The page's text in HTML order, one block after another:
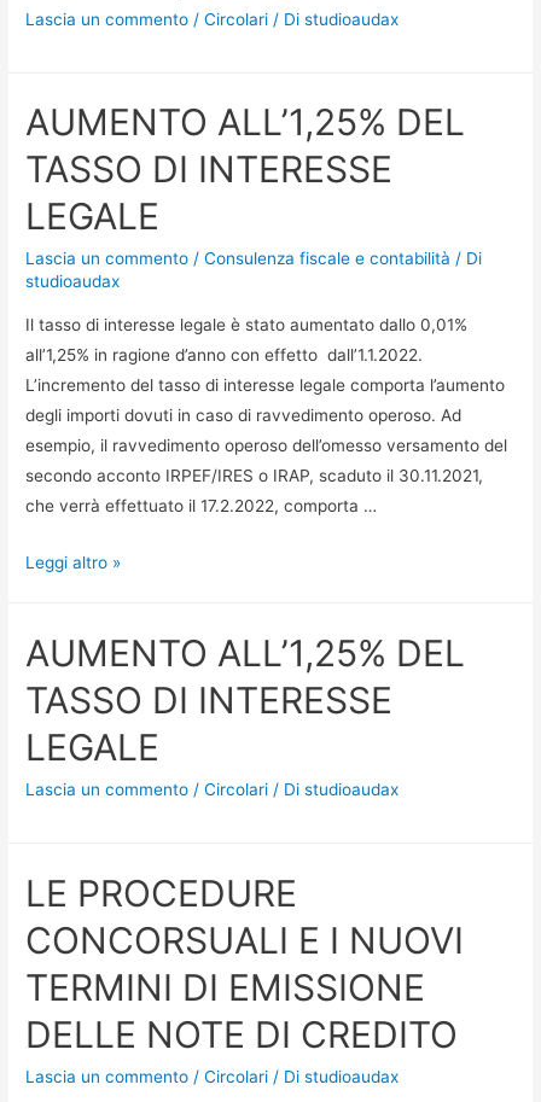
Lascia un commento /Circolari / Distudioaudax
AUMENTO ALL’1,25% DEL
TASSO DI INTERESSE
LEGALE
Lascia un commento /Consulenza fiscale e contabilità / Di
studioaudax
Il tasso di interesse legale è stato aumentato dallo 0,01%
all’1,25% in ragione d’anno con effetto dall’1.1.2022.
L’incremento del tasso di interesse legale comporta l’aumento
degli importi dovuti in caso di ravve­­­dimento operoso. Ad
esempio, il ravvedimento operoso dell’omesso versamento del
secondo acconto IRPEF/IRES o IRAP, scaduto il 30.11.2021,
che verrà effettuato il 17.2.2022, comporta …
Leggi altro »
AUMENTO ALL’1,25% DEL
TASSO DI INTERESSE
LEGALE
Lascia un commento /Circolari / Distudioaudax
LE PROCEDURE
CONCORSUALI E I NUOVI
TERMINI DI EMISSIONE
DELLE NOTE DI CREDITO
Lascia un commento /Circolari / Distudioaudax